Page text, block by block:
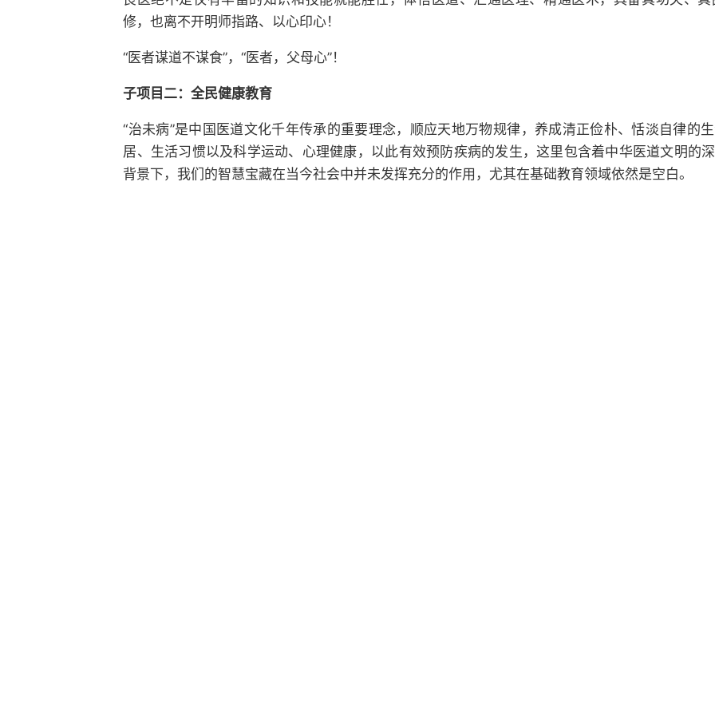
修，也离不开明师指路、以心印心！
“医者谋道不谋食”，“医者，父母心”！
子项目二：全民健康教育
“治未病”是中国医道文化千年传承的重要理念，顺应天地万物规律，养成清正俭朴、恬淡自律的
居、生活习惯以及科学运动、心理健康，以此有效预防疾病的发生，这里包含着中华医道文明的
背景下，我们的智慧宝藏在当今社会中并未发挥充分的作用，尤其在基础教育领域依然是空白。